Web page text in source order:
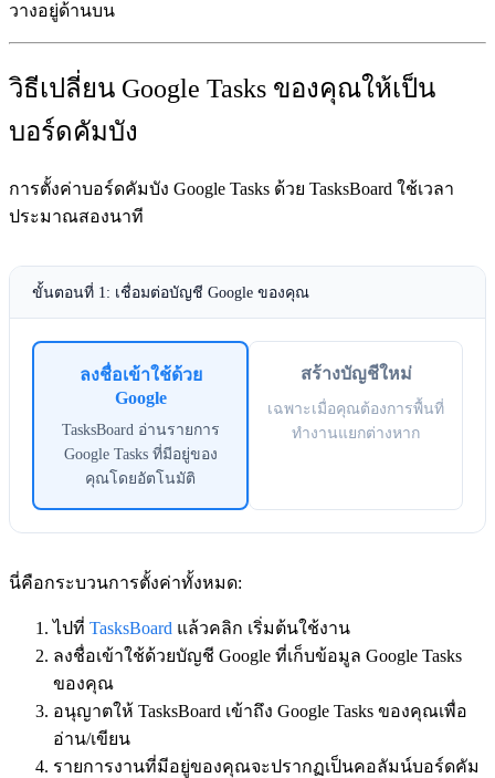
วางอยู่ด้านบน
วิธีเปลี่ยน Google Tasks ของคุณให้เป็น
บอร์ดคัมบัง
การตั้งค่าบอร์ดคัมบัง Google Tasks ด้วย TasksBoard ใช้เวลา
ประมาณสองนาที
ขั้นตอนที่ 1: เชื่อมต่อบัญชี Google ของคุณ
ลงชื่อเข้าใช้ด้วย
Google
TasksBoard อ่านรายการ
Google Tasks ที่มีอยู่ของ
คุณโดยอัตโนมัติ
สร้างบัญชีใหม่
เฉพาะเมื่อคุณต้องการพื้นที่
ทำงานแยกต่างหาก
นี่คือกระบวนการตั้งค่าทั้งหมด:
ไปที่ TasksBoard แล้วคลิก เริ่มต้นใช้งาน
ลงชื่อเข้าใช้ด้วยบัญชี Google ที่เก็บข้อมูล Google Tasks
ของคุณ
อนุญาตให้ TasksBoard เข้าถึง Google Tasks ของคุณเพื่อ
อ่าน/เขียน
รายการงานที่มีอยู่ของคุณจะปรากฏเป็นคอลัมน์บอร์ดคัม